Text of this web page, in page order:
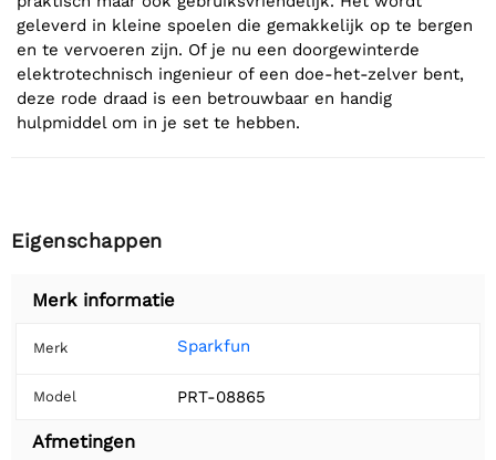
geleverd in kleine spoelen die gemakkelijk op te bergen
en te vervoeren zijn. Of je nu een doorgewinterde
elektrotechnisch ingenieur of een doe-het-zelver bent,
deze rode draad is een betrouwbaar en handig
hulpmiddel om in je set te hebben.
Eigenschappen
Merk informatie
Merk Sparkfun
Model PRT-08865
Afmetingen